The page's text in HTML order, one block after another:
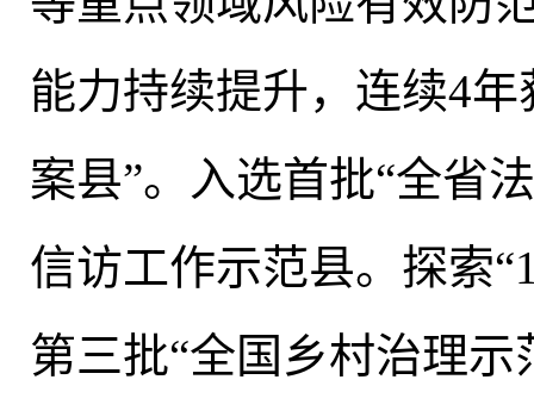
能力持续提升，连续4
案县”。 入选首批“全省
信访工作示范县。 探索
第三批“全国乡村治理示